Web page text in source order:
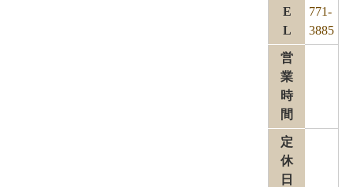
E
L
771-
3885
営
業
時
間
定
休
日